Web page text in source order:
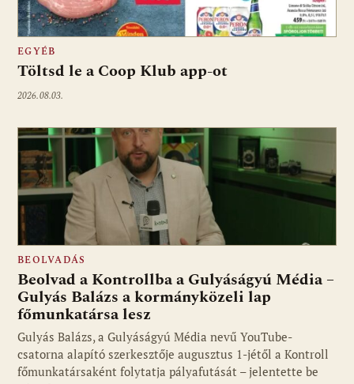
EGYÉB
Töltsd le a Coop Klub app-ot
2026.08.03.
BEOLVADÁS
Beolvad a Kontrollba a Gulyáságyú Média –
Gulyás Balázs a kormányközeli lap
főmunkatársa lesz
Gulyás Balázs, a Gulyáságyú Média nevű YouTube-
csatorna alapító szerkesztője augusztus 1-jétől a Kontroll
főmunkatársaként folytatja pályafutását – jelentette be